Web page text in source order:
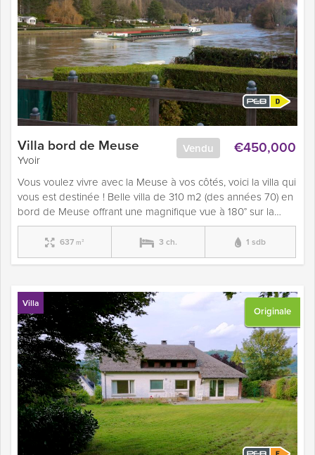
€450,000
Vendu
Villa bord de Meuse
Yvoir
Vous voulez vivre avec la Meuse à vos côtés, voici la villa qui
vous est destinée ! Belle villa de 310 m2 (des années 70) en
bord de Meuse offrant une magnifique vue à 180° sur la…
637 m² 3 ch. 1 sdb
Originale
Villa